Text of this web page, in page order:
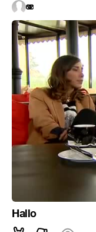
🫨
Hallo